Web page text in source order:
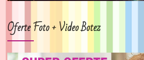
Oferte Foto + Video Botez